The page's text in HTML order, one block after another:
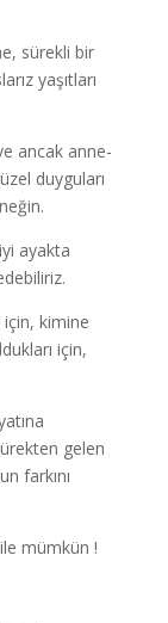
sürekli bir
yaşıtları
ancak anne-
duyguları
ayakta
için, kimine
için,
gelen
farkını
mümkün !